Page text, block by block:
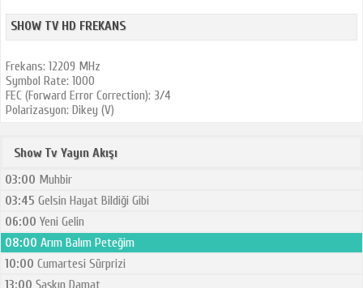
SHOW TV HD FREKANS
Frekans: 12209 MHz
Symbol Rate: 1000
FEC (Forward Error Correction): 3/4
Polarizasyon: Dikey (V)
Show Tv Yayın Akışı
03:00 Muhbir
03:45 Gelsin Hayat Bildiği Gibi
06:00 Yeni Gelin
08:00 Arım Balım Peteğim
10:00 Cumartesi Sürprizi
13:00 Şaşkın Damat